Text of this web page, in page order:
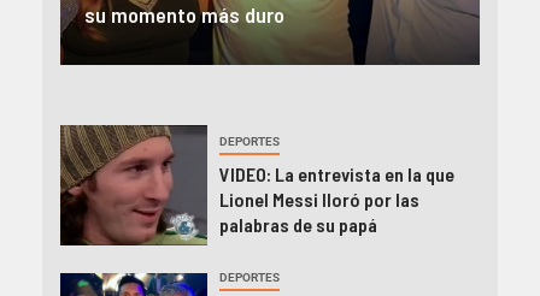
camino de Lionel a la cima»
DEPORTES
VIDEO: La entrevista en la que
Lionel Messi lloró por las
palabras de su papá
DEPORTES